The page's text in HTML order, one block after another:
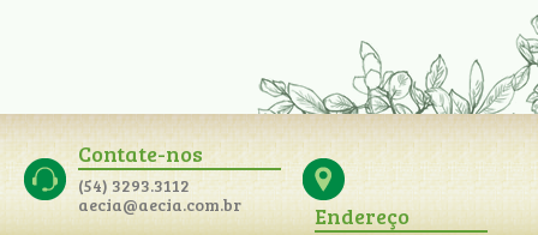
Contate-nos
(54) 3293.3112
aecia@aecia.com.br
Endereço